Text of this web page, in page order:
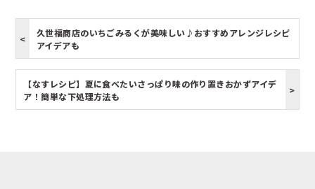
久世福商店のいちごみるくが美味しい♪おすすめアレンジレシピ
アイデアも
【なすレシピ】夏に食べたいさっぱり味の作り置きおかずアイデ
ア！簡単な下処理方法も